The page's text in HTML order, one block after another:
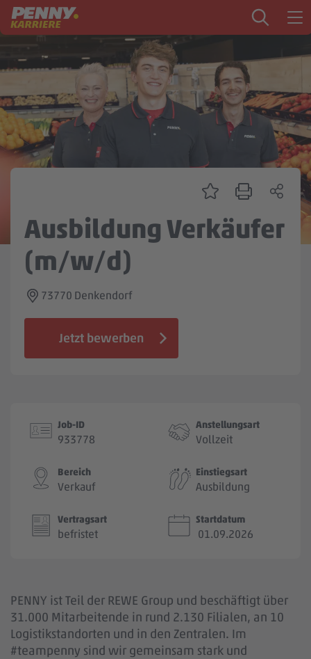
Zum Inhalt springen
Startseite
PENNY als Arbeitgeber
Ausbildung
Zentrale & Vertrieb
Mein Kandidat:innenprofil
Jobbörse
Ausbildung Verkäufer
(m/w/d)
73770 Denkendorf
Jetzt bewerben
Job-ID
933778
Anstellungsart
Vollzeit
Bereich
Verkauf
Einstiegsart
Ausbildung
Vertragsart
befristet
Startdatum
01.09.2026
PENNY ist Teil der REWE Group und beschäftigt über
31.000 Mitarbeitende in rund 2.130 Filialen, an 10
Logistikstandorten und in den Zentralen. Im
#teampenny sind wir gemeinsam stark und